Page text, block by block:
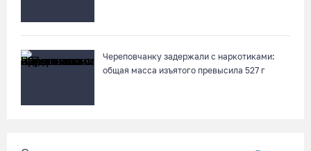
Череповчанку задержали с наркотиками:
общая масса изъятого превысила 527 г